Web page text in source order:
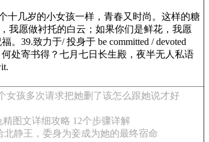
十几岁的小女孩一样，青春又时尚。这样的糖
我愿做衬托的白云；如果你们是鲜花，我愿
39.致力于/ 投身于 be committed / devoted
处寄书得？七月七日长生殿，夜半无人私语
女孩多次请求把她删了该怎么跟她说才好
图文详细攻略 12个步骤详解
静王，委身为妾成为她的最终宿命